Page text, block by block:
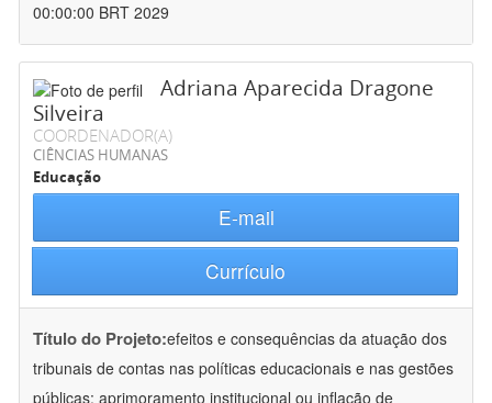
00:00:00 BRT 2029
Adriana Aparecida Dragone
Silveira
COORDENADOR(A)
CIÊNCIAS HUMANAS
Educação
E-mail
Currículo
Título do Projeto:efeitos e consequências da atuação dos
tribunais de contas nas políticas educacionais e nas gestões
públicas: aprimoramento institucional ou inflação de